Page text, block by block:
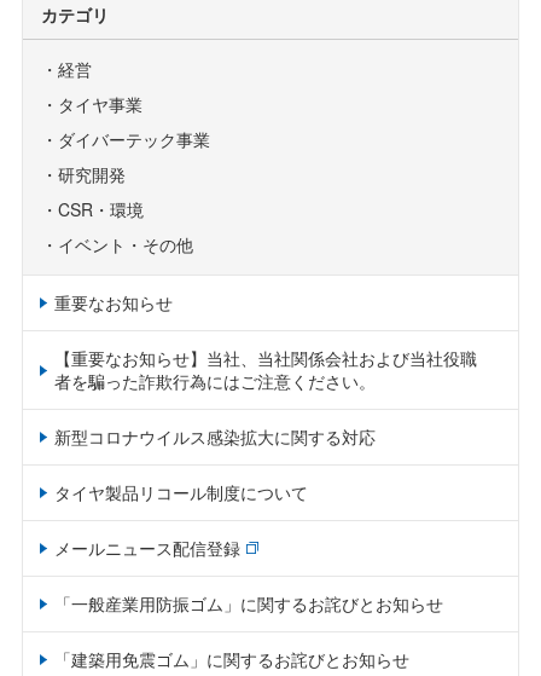
カテゴリ
経営
タイヤ事業
ダイバーテック事業
研究開発
CSR・環境
イベント・その他
重要なお知らせ
【重要なお知らせ】当社、当社関係会社および当社役職
者を騙った詐欺行為にはご注意ください。
新型コロナウイルス感染拡大に関する対応
タイヤ製品リコール制度について
メールニュース配信登録
「一般産業用防振ゴム」に関するお詫びとお知らせ
「建築用免震ゴム」に関するお詫びとお知らせ